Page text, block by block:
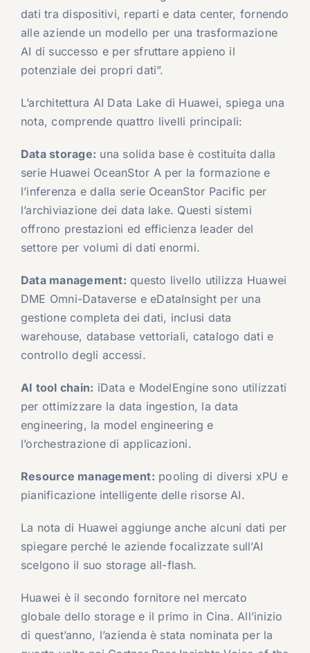
dati tra dispositivi, reparti e data center, fornendo
alle aziende un modello per una trasformazione
AI di successo e per sfruttare appieno il
potenziale dei propri dati”.
L’architettura AI Data Lake di Huawei, spiega una
nota, comprende quattro livelli principali:
Data storage: una solida base è costituita dalla
serie Huawei OceanStor A per la formazione e
l’inferenza e dalla serie OceanStor Pacific per
l’archiviazione dei data lake. Questi sistemi
offrono prestazioni ed efficienza leader del
settore per volumi di dati enormi.
Data management: questo livello utilizza Huawei
DME Omni-Dataverse e eDataInsight per una
gestione completa dei dati, inclusi data
warehouse, database vettoriali, catalogo dati e
controllo degli accessi.
AI tool chain: iData e ModelEngine sono utilizzati
per ottimizzare la data ingestion, la data
engineering, la model engineering e
l’orchestrazione di applicazioni.
Resource management: pooling di diversi xPU e
pianificazione intelligente delle risorse AI.
La nota di Huawei aggiunge anche alcuni dati per
spiegare perché le aziende focalizzate sull’AI
scelgono il suo storage all-flash.
Huawei è il secondo fornitore nel mercato
globale dello storage e il primo in Cina. All’inizio
di quest’anno, l’azienda è stata nominata per la